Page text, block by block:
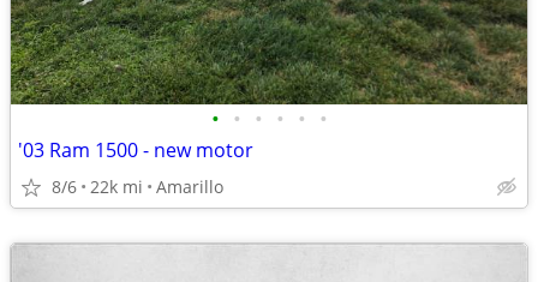
• • • • • •
'03 Ram 1500 - new motor
8/6 22k mi Amarillo